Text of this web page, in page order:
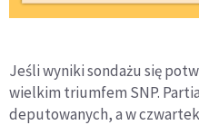
Jeśli wyniki sondażu się
wielkim triumfem SNP.
deputowanych, a w